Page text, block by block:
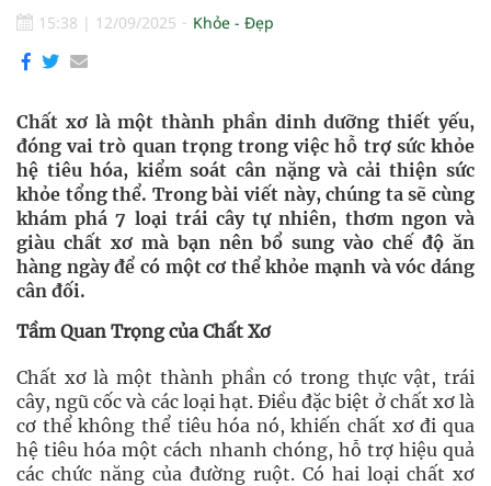
15:38 | 12/09/2025 Khỏe - Đẹp
Chất xơ là một thành phần dinh dưỡng thiết yếu,
đóng vai trò quan trọng trong việc hỗ trợ sức khỏe
hệ tiêu hóa, kiểm soát cân nặng và cải thiện sức
khỏe tổng thể. Trong bài viết này, chúng ta sẽ cùng
khám phá 7 loại trái cây tự nhiên, thơm ngon và
giàu chất xơ mà bạn nên bổ sung vào chế độ ăn
hàng ngày để có một cơ thể khỏe mạnh và vóc dáng
cân đối.
Tầm Quan Trọng của Chất Xơ
Chất xơ là một thành phần có trong thực vật, trái
cây, ngũ cốc và các loại hạt. Điều đặc biệt ở chất xơ là
cơ thể không thể tiêu hóa nó, khiến chất xơ đi qua
hệ tiêu hóa một cách nhanh chóng, hỗ trợ hiệu quả
các chức năng của đường ruột. Có hai loại chất xơ